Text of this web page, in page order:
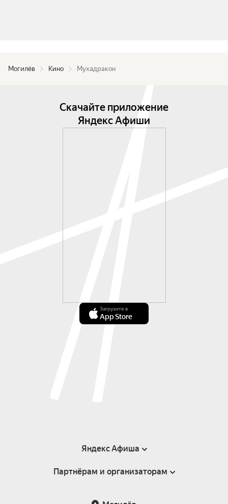
Могилёв Кино Мухадракон
Скачайте приложение
Яндекс Афиши
Загрузите в
App Store
Яндекс Афиша
Справка
Партнёрам и организаторам